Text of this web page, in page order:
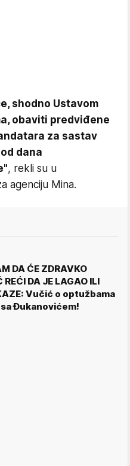
shodno Ustavom
obaviti predviđene
za sastav
dana
, rekli su u
agenciju Mina.
DA ĆE ZDRAVKO
REĆI DA JE LAGAO ILI
Vučić o optužbama
Đukanovićem!